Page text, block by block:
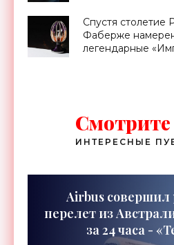
Спустя столетие
Фаберже
легендарные
ИНТЕРЕСНЫЕ
Airbus
перелет из
за 24 часа -